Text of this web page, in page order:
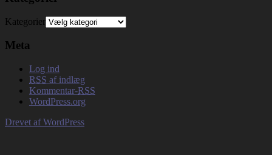
Kategorier
Meta
Log ind
RSS af indlæg
Kommentar-RSS
WordPress.org
Drevet af WordPress